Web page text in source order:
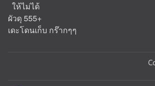
ให้ไม่ได้
ผัวดุ 555+
เดะโดนเก็บ กร๊ากๆๆ